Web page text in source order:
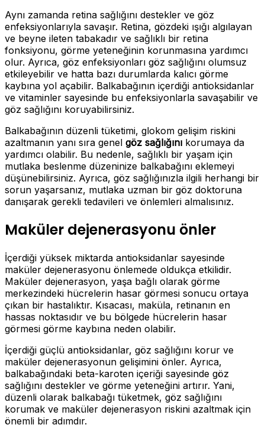
Aynı zamanda retina sağlığını destekler ve göz
enfeksiyonlarıyla savaşır. Retina, gözdeki ışığı algılayan
ve beyne ileten tabakadır ve sağlıklı bir retina
fonksiyonu, görme yeteneğinin korunmasına yardımcı
olur. Ayrıca, göz enfeksiyonları göz sağlığını olumsuz
etkileyebilir ve hatta bazı durumlarda kalıcı görme
kaybına yol açabilir. Balkabağının içerdiği antioksidanlar
ve vitaminler sayesinde bu enfeksiyonlarla savaşabilir ve
göz sağlığını koruyabilirsiniz.
Balkabağının düzenli tüketimi, glokom gelişim riskini
azaltmanın yanı sıra genel göz sağlığını korumaya da
yardımcı olabilir. Bu nedenle, sağlıklı bir yaşam için
mutlaka beslenme düzeninize balkabağını eklemeyi
düşünebilirsiniz. Ayrıca, göz sağlığınızla ilgili herhangi bir
sorun yaşarsanız, mutlaka uzman bir göz doktoruna
danışarak gerekli tedavileri ve önlemleri almalısınız.
Maküler dejenerasyonu önler
İçerdiği yüksek miktarda antioksidanlar sayesinde
maküler dejenerasyonu önlemede oldukça etkilidir.
Maküler dejenerasyon, yaşa bağlı olarak görme
merkezindeki hücrelerin hasar görmesi sonucu ortaya
çıkan bir hastalıktır. Kısacası, maküla, retinanın en
hassas noktasıdır ve bu bölgede hücrelerin hasar
görmesi görme kaybına neden olabilir.
İçerdiği güçlü antioksidanlar, göz sağlığını korur ve
maküler dejenerasyonun gelişimini önler. Ayrıca,
balkabağındaki beta-karoten içeriği sayesinde göz
sağlığını destekler ve görme yeteneğini artırır. Yani,
düzenli olarak balkabağı tüketmek, göz sağlığını
korumak ve maküler dejenerasyon riskini azaltmak için
önemli bir adımdır.